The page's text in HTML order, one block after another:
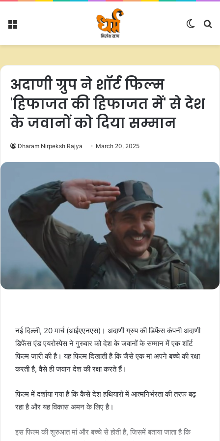
Menu
Switch
अदाणी ग्रुप ने शॉर्ट फिल्म
'हिफाजत की हिफाजत में' से देश
के जवानों को दिया सम्मान
Dharam Nirpeksh Rajya March 20, 2025
नई दिल्ली, 20 मार्च (आईएएनएस)। अदाणी ग्रुप की डिफेंस कंपनी अदाणी
डिफेंस एंड एयरोस्पेस ने गुरुवार को देश के जवानों के सम्मान में एक शॉर्ट
फिल्म जारी की है। यह फिल्म दिखाती है कि जैसे एक मां अपने बच्चे की रक्षा
करती है, वैसे ही जवान देश की रक्षा करते हैं।
फिल्म में दर्शाया गया है कि कैसे देश हथियारों में आत्मनिर्भरता की तरफ बढ़
रहा है और यह विकास अमन के लिए है।
इस फिल्म की शुरुआत मां और बच्चे से होती है, जिसमें बताया जाता है कि